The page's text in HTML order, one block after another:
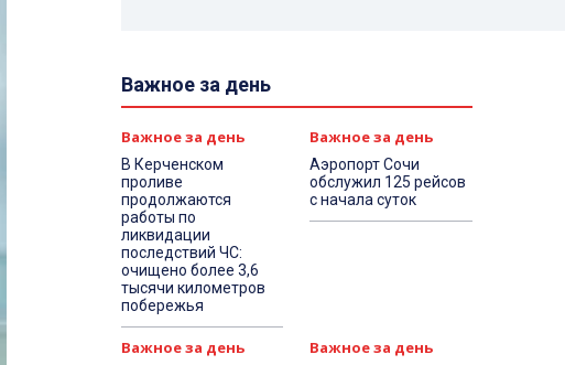
Важное за день
Важное за день
В Керченском
проливе
продолжаются
работы по
ликвидации
последствий ЧС:
очищено более 3,6
тысячи километров
побережья
Важное за день
Аэропорт Сочи
обслужил 125 рейсов
с начала суток
Важное за день Важное за день